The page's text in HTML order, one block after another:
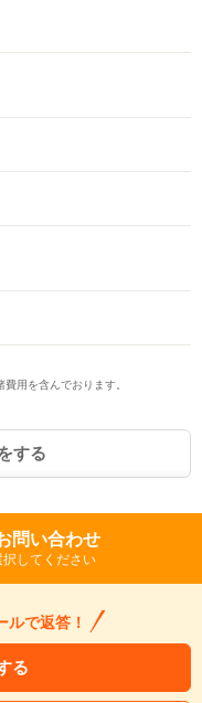
用を含んでおります。
する
問い合わせ
してください
ルで返答！
る